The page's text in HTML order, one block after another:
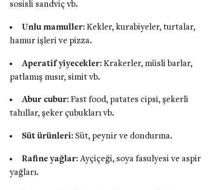
sosisli sandviç vb.
Unlu mamuller:Kekler, kurabiyeler, turtalar,
hamur işleri ve pizza.
Aperatif yiyecekler:Krakerler, müsli barlar,
patlamış mısır, simit vb.
Abur cubur:Fast food, patates cipsi, şekerli
tahıllar, şeker çubukları vb.
Süt ürünleri:Süt, peynir ve dondurma.
Rafine yağlar:Ayçiçeği, soya fasulyesi ve aspir
yağları.